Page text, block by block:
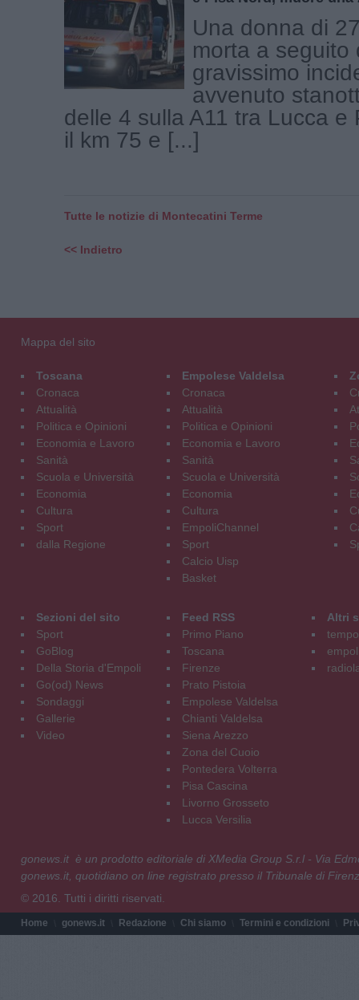
Una donna di
morta a seguito
gravissimo
avvenuto
delle 4 sulla A11 tra Lucca e
il km 75 e [...]
Tutte le notizie di Montecatini Terme
<< Indietro
Mappa del sito
Toscana
Cronaca
Attualità
Politica e Opinioni
Economia e Lavoro
Sanità
Scuola e Università
Economia
Cultura
Sport
dalla Regione
Empolese Valdelsa
Cronaca
Attualità
Politica e Opinioni
Economia e Lavoro
Sanità
Scuola e Università
Economia
Cultura
EmpoliChannel
Sport
Calcio Uisp
Basket
Sezioni del sito
Sport
GoBlog
Della Storia d'Empoli
Go(od) News
Sondaggi
Gallerie
Video
Feed RSS
Primo Piano
Toscana
Firenze
Prato Pistoia
Empolese Valdelsa
Chianti Valdelsa
Siena Arezzo
Zona del Cuoio
Pontedera Volterra
Pisa Cascina
Livorno Grosseto
Lucca Versilia
Altri
gonews.it è un prodotto editoriale di XMedia Group S.r.l - Via
gonews.it, quotidiano on line registrato presso il Tribunale di
© 2016. Tutti i diritti riservati.
Home gonews.it Redazione Chi siamo Termini e condizioni